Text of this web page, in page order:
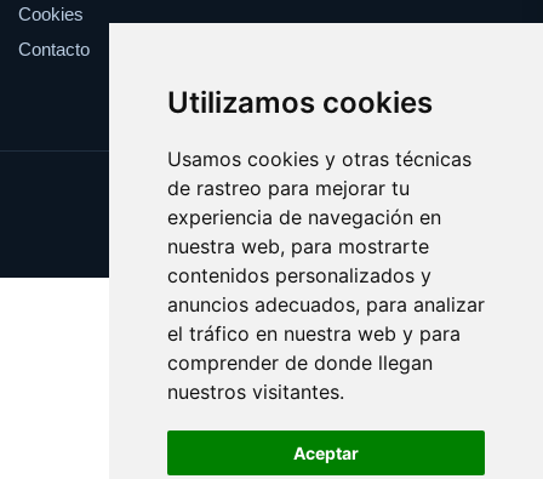
Utilizamos cookies
Usamos cookies y otras técnicas
de rastreo para mejorar tu
experiencia de navegación en
nuestra web, para mostrarte
contenidos personalizados y
anuncios adecuados, para analizar
el tráfico en nuestra web y para
comprender de donde llegan
nuestros visitantes.
Aceptar
Cookies
Contacto
Update cookies preferences
Copyright © 2025 impugnar.com